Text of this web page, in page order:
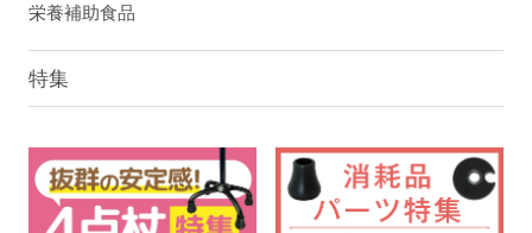
栄養補助食品
特集